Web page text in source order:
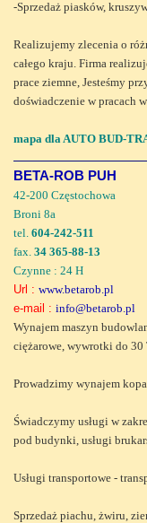
-Sprzedaż piasków,
Realizujemy zlecenia o
całego kraju. Firma
prace ziemne, Jesteśmy
doświadczenie w pracach
mapa dla AUTO BUD-
BETA-ROB PUH
42-200 Częstochowa
Broni 8a
tel. 604-242-511
fax. 34 365-88-13
Czynne : 24 H
Url : www.betarob.pl
e-mail : info@betarob.pl
Wynajem maszyn
ciężarowe, wywrotki do 30
Prowadzimy wynajem
Świadczymy usługi w
pod budynki, usługi
Usługi transportowe -
Sprzedaż piachu, żwiru,